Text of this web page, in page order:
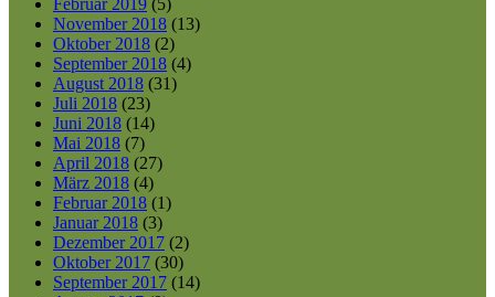
Februar 2019 (5)
November 2018 (13)
Oktober 2018 (2)
September 2018 (4)
August 2018 (31)
Juli 2018 (23)
Juni 2018 (14)
Mai 2018 (7)
April 2018 (27)
März 2018 (4)
Februar 2018 (1)
Januar 2018 (3)
Dezember 2017 (2)
Oktober 2017 (30)
September 2017 (14)